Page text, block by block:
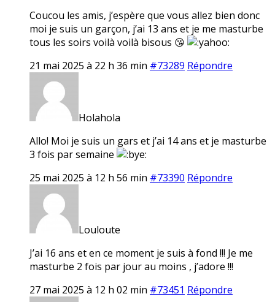
Coucou les amis, j’espère que vous allez bien donc
moi je suis un garçon, j’ai 13 ans et je me masturbe
tous les soirs voilà voilà bisous 😘
21 mai 2025 à 22 h 36 min #73289 Répondre
Holahola
Allo! Moi je suis un gars et j’ai 14 ans et je masturbe
3 fois par semaine
25 mai 2025 à 12 h 56 min #73390 Répondre
Louloute
J’ai 16 ans et en ce moment je suis à fond !!! Je me
masturbe 2 fois par jour au moins , j’adore !!!
27 mai 2025 à 12 h 02 min #73451 Répondre